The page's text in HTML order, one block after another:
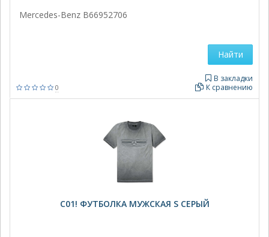
Mercedes-Benz B66952706
0
В закладки
К сравнению
Найти
C01! ФУТБОЛКА МУЖСКАЯ S СЕРЫЙ